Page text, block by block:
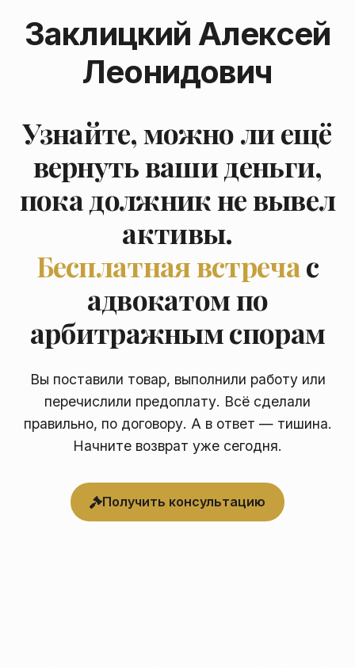
Заклицкий Алексей
Леонидович
Узнайте, можно ли ещё
вернуть ваши деньги,
пока должник не вывел
активы.
Бесплатная встречас
адвокатом по
арбитражным спорам
Вы поставили товар, выполнили работу или
перечислили предоплату. Всё сделали
правильно, по договору. А в ответ — тишина.
Начните возврат уже сегодня.
Получить консультацию